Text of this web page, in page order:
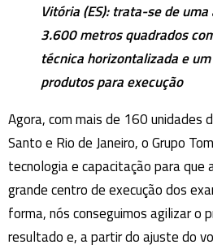
Vitória (ES): trata-se de
3.600 metros quadrados
técnica horizontalizada e
produtos para execução
Agora, com mais de 160 unidades
Santo e Rio de Janeiro, o Grupo
tecnologia e capacitação para que
grande centro de execução dos
forma, nós conseguimos agilizar o
resultado e, a partir do ajuste do